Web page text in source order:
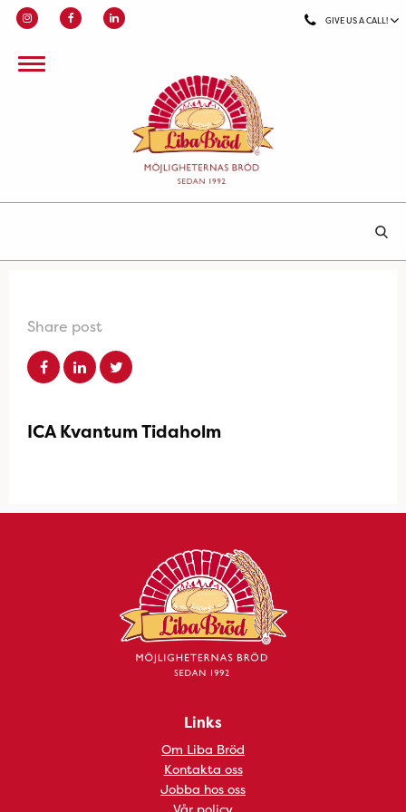
GIVE US A CALL!
Share post
ICA Kvantum Tidaholm
Links
Om Liba Bröd
Kontakta oss
Jobba hos oss